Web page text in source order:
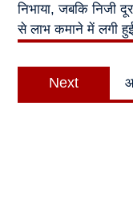
निभाया, जबकि निजी
से लाभ कमाने में लगी
Next